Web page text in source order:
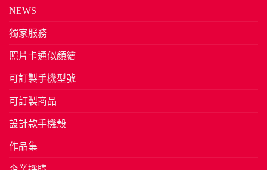
NEWS
獨家服務
照片卡通似顏繪
可訂製手機型號
可訂製商品
設計款手機殼
作品集